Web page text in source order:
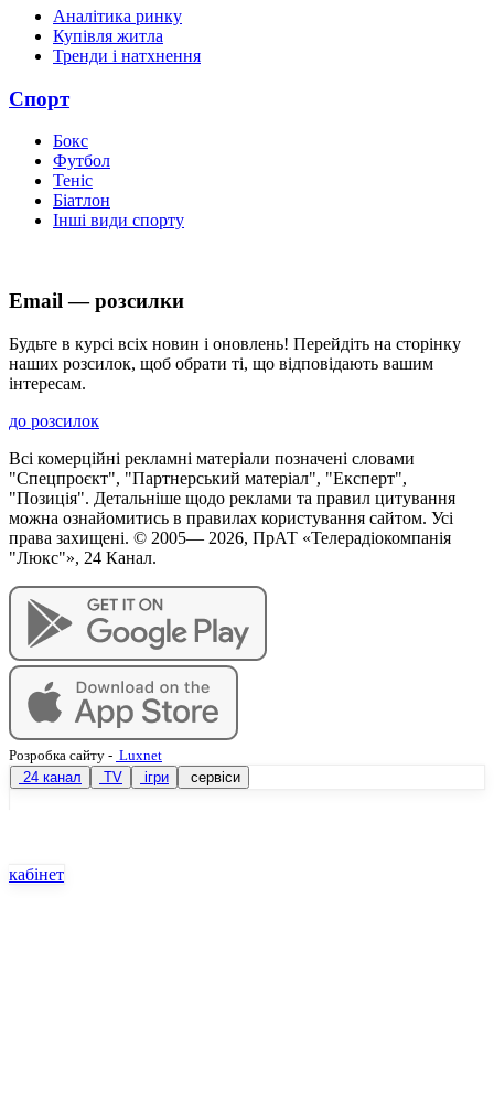
Аналітика ринку
Купівля житла
Тренди і натхнення
Спорт
Бокс
Футбол
Теніс
Біатлон
Інші види спорту
Email — розсилки
Будьте в курсі всіх новин і оновлень! Перейдіть на сторінку
наших розсилок, щоб обрати ті, що відповідають вашим
інтересам.
до розсилок
Всі комерційні рекламні матеріали позначені словами
"Спецпроєкт", "Партнерський матеріал", "Експерт",
"Позиція". Детальніше щодо реклами та правил цитування
можна ознайомитись в правилах користування сайтом. Усі
права захищені. © 2005— 2026, ПрАТ «Телерадіокомпанія
"Люкс"», 24 Канал.
Розробка сайту - Luxnet
24 канал
TV ігри сервіси
кабінет